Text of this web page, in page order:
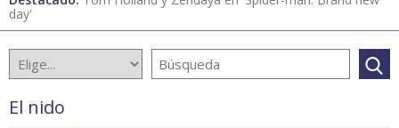
day'
El nido